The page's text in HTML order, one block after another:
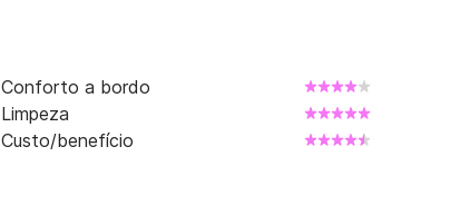
Conforto a bordo
Limpeza
Custo/benefício